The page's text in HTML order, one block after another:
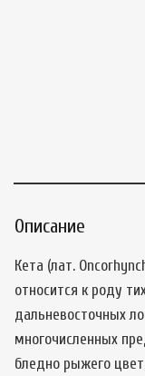
Описание
Кета (лат.
относится к роду
дальневосточных
многочисленных
бледно рыжего